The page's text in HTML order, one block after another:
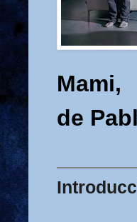
Mami,
de